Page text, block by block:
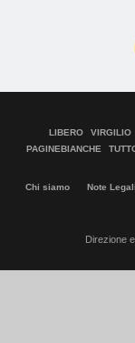
LIBERO VIRGILIO
PAGINEBIANCHE
Chi siamo Note Legali
Direzione